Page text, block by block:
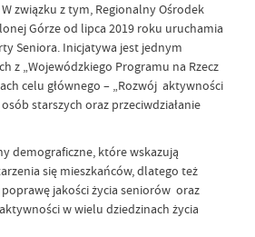
związku z tym, Regionalny Ośrodek
Górze od lipca 2019 roku uruchamia
Seniora. Inicjatywa jest jednym
z „Wojewódzkiego Programu na Rzecz
celu głównego – „Rozwój aktywności
starszych oraz przeciwdziałanie
demograficzne, które wskazują
się mieszkańców, dlatego też
jakości życia seniorów oraz
w wielu dziedzinach życia